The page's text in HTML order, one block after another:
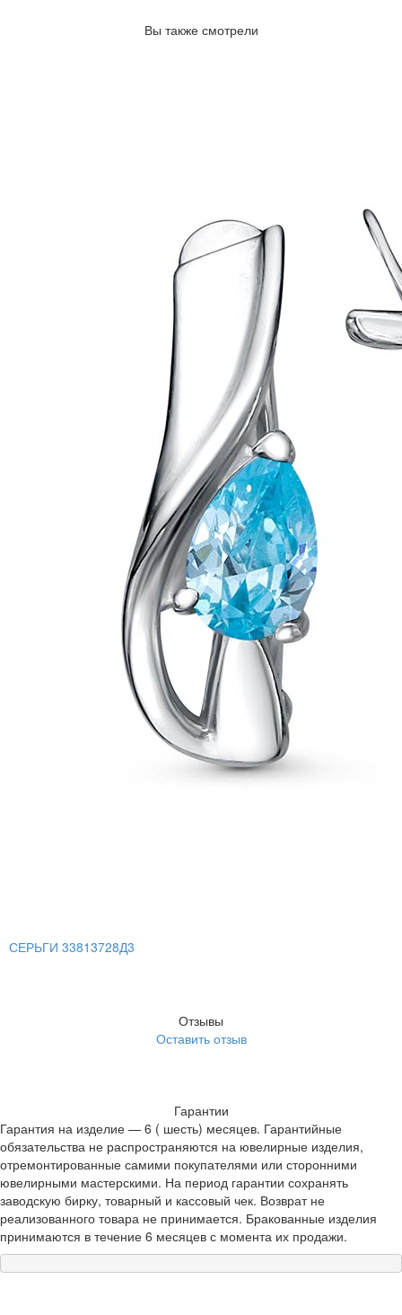
Вы также смотрели
СЕРЬГИ 33813728Д3
Отзывы
Оставить отзыв
Гарантии
Гарантия на изделие — 6 ( шесть) месяцев. Гарантийные
обязательства не распространяются на ювелирные изделия,
отремонтированные самими покупателями или сторонними
ювелирными мастерскими. На период гарантии сохранять
заводскую бирку, товарный и кассовый чек. Возврат не
реализованного товара не принимается. Бракованные изделия
принимаются в течение 6 месяцев с момента их продажи.